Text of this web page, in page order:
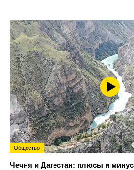
Общество
Чечня и Дагестан: плюсы и